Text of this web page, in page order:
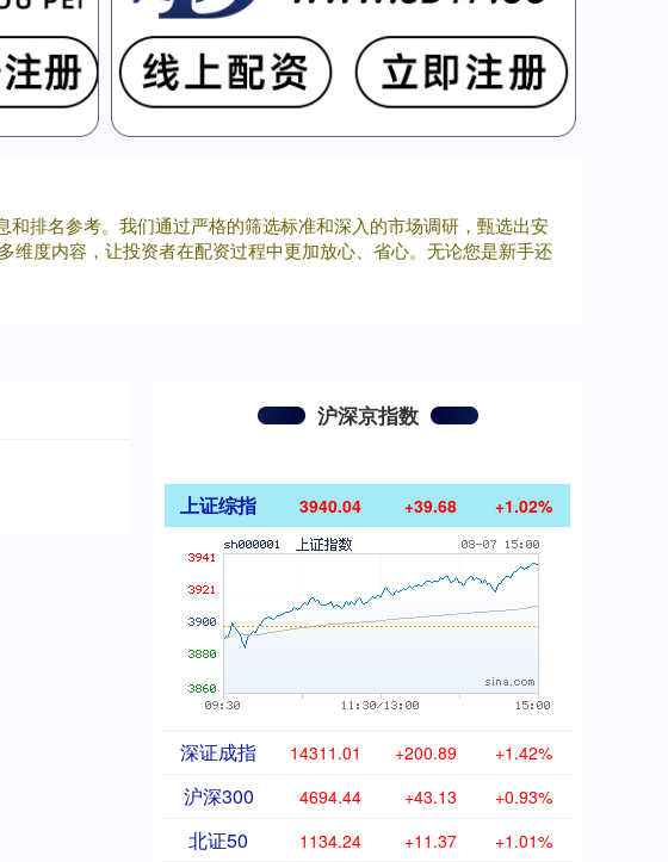
排名参考。我们通过严格的筛选标准和深入的市场调研，甄选出安
度内容，让投资者在配资过程中更加放心、省心。无论您是新手还
沪深京指数
上证综指 3940.04 +39.68 +1.02%
深证成指 14311.01 +200.89 +1.42%
沪深300 4694.44 +43.13 +0.93%
北证50 1134.24 +11.37 +1.01%